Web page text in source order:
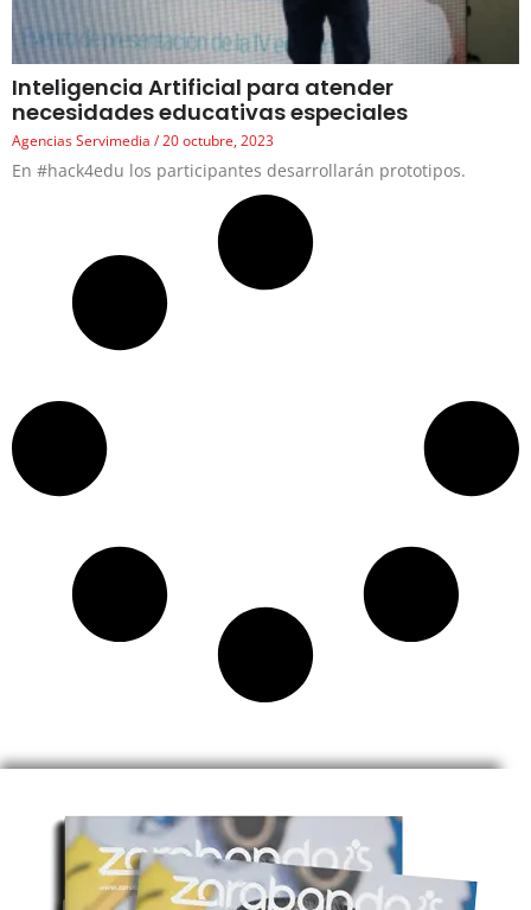
Inteligencia Artificial para atender
necesidades educativas especiales
Agencias Servimedia 20 octubre, 2023
En #hack4edu los participantes desarrollarán prototipos.